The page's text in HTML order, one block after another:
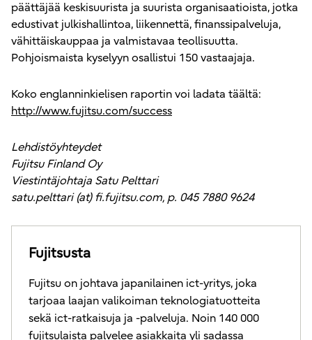
päättäjää keskisuurista ja suurista organisaatioista, jotka
edustivat julkishallintoa, liikennettä, finanssipalveluja,
vähittäiskauppaa ja valmistavaa teollisuutta.
Pohjoismaista kyselyyn osallistui 150 vastaajaja.
Koko englanninkielisen raportin voi ladata täältä:
http://www.fujitsu.com/success
Lehdistöyhteydet
Fujitsu Finland Oy
Viestintäjohtaja Satu Pelttari
satu.pelttari (at) fi.fujitsu.com, p. 045 7880 9624
Fujitsusta
Fujitsu on johtava japanilainen ict-yritys, joka
tarjoaa laajan valikoiman teknologiatuotteita
sekä ict-ratkaisuja ja -palveluja. Noin 140 000
fujitsulaista palvelee asiakkaita yli sadassa